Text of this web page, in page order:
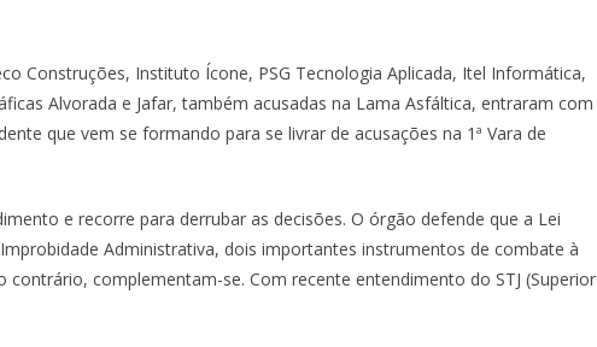
Construções, Instituto Ícone, PSG Tecnologia Aplicada, Itel Informática,
Alvorada e Jafar, também acusadas na Lama Asfáltica, entraram com
que vem se formando para se livrar de acusações na 1ª Vara de
e recorre para derrubar as decisões. O órgão defende que a Lei
Administrativa, dois importantes instrumentos de combate à
contrário, complementam-se. Com recente entendimento do STJ (Superior